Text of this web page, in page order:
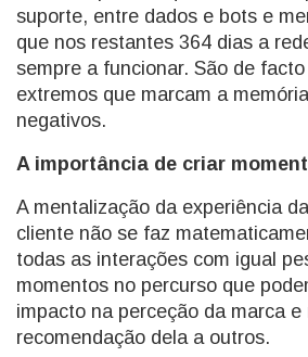
suporte, entre dados e bots e
que nos restantes 364 dias a
sempre a funcionar. São de
extremos que marcam a
negativos.
A importância de criar
A mentalização da experiência
cliente não se faz
todas as interações com igual
momentos no percurso que
impacto na perceção da marca e
recomendação dela a outros.